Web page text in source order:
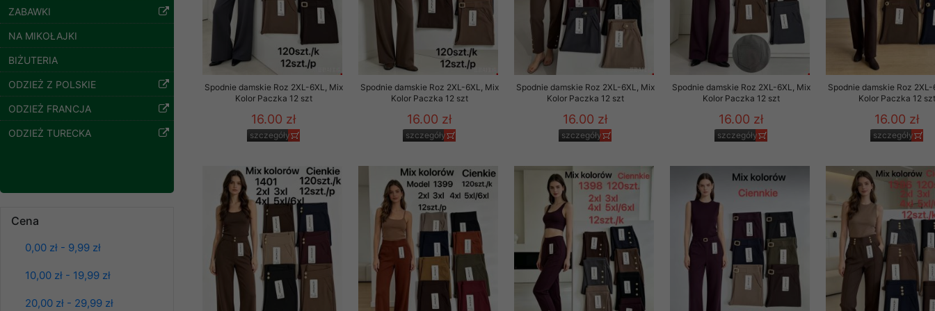
ZABAWKI
NA MIKOŁAJKI
BIŻUTERIA
ODZIEŻ Z POLSKIE
ODZIEŻ FRANCJA
ODZIEŻ TURECKA
Cena
0,00 zł - 9,99 zł
10,00 zł - 19,99 zł
20,00 zł - 29,99 zł
61.00 zł
szczegóły
Spodnie damskie Roz 2XL-6XL, Mix
Kolor Paczka 12 szt
16.00 zł
szczegóły
Spodnie damskie Roz 2XL-6XL, Mix
Kolor Paczka 12 szt
16.00 zł
szczegóły
Spodnie damskie Roz 2XL-6XL, Mix
Kolor Paczka 12 szt
16.00 zł
szczegóły
Spodnie damskie Roz 2XL-6XL, Mix
Kolor Paczka 12 szt
16.00 zł
szczegóły
Spodnie damskie Roz 2XL-
Kolor Paczka 12 szt
16.00 zł
szczegóły
Klientów zezwolenia oraz wymogami prawa, w szczególności zgodnie z ustawą z dnia 29 sierpnia 1997 r. o
ochronie danych osobowych (Dz. U. Nr 133, poz. 883 z późn. zm.). Dane osobowe Klientów przechowujemy na
serwerach zapewniających ich pełne bezpieczeństwo. Dostęp do bazy danych posiadają jedynie uprawnieni
pracownicy Sklepu.
Każdy Klient, który przekazał nam swoje dane osobowe ma pełną możliwość dostępu do swoich danych w celu
ich weryfikacji, modyfikacji lub też żądania usunięcia.
Sklep nie przekazuje, nie sprzedaje ani nie użycza zgromadzonych danych osobowych Klientów osobom trzecim,
chyba że dzieje się to za wyraźną zgodą lub na życzenie Klienta albo na żądanie uprawnionych na podstawie
Nasz Sklep posługuje się również tzw. plikami cookies (ciasteczka). Pliki te są zapisywane na komputerze Klienta
przez nasz serwer i dostarczają danych statystycznych o aktywności Klienta, w celu dobrania naszej oferty do
jego indywidualnych potrzeb i gustów. Klient w każdej chwili może wyłączyć w swojej przeglądarce internetowej
opcję przyjmowania cookies, choć musi mieć świadomość, że w niektórych przypadkach odłączenie tych plików
może wpłynąć na utrudnienia w korzystaniu z oferty naszego Sklepu. Pliki cookies zapisywane na komputerze
Klienta przechowują informacje na temat:
• sesji Użytkownika,
• ostatnio oglądanych produktów,